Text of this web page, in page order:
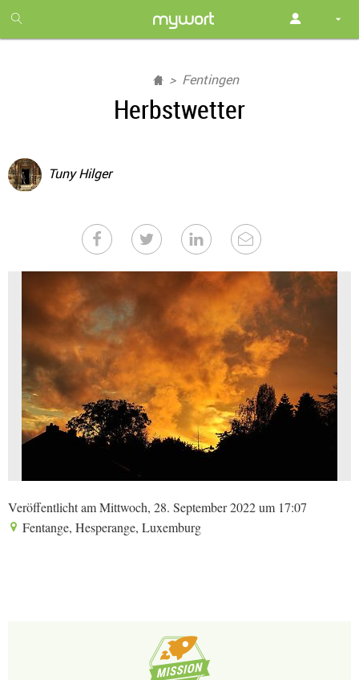
month
free
Fentingen
Herbstwetter
Tuny Hilger
Veröffentlicht am Mittwoch, 28. September 2022 um 17:07
Fentange, Hesperange, Luxemburg